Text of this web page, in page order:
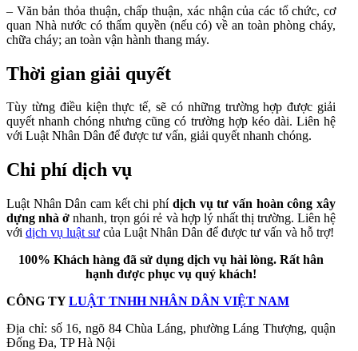
– Văn bản thỏa thuận, chấp thuận, xác nhận của các tổ chức, cơ
quan Nhà nước có thẩm quyền (nếu có) về an toàn phòng cháy,
chữa cháy; an toàn vận hành thang máy.
Thời gian giải quyết
Tùy từng điều kiện thực tế, sẽ có những trường hợp được giải
quyết nhanh chóng nhưng cũng có trường hợp kéo dài. Liên hệ
với Luật Nhân Dân để được tư vấn, giải quyết nhanh chóng.
Chi phí dịch vụ
Luật Nhân Dân cam kết chi phí dịch vụ tư vấn hoàn công xây
dựng nhà ở nhanh, trọn gói rẻ và hợp lý nhất thị trường. Liên hệ
với dịch vụ luật sư của Luật Nhân Dân để được tư vấn và hỗ trợ!
100% Khách hàng đã sử dụng dịch vụ hài lòng. Rất hân
hạnh được phục vụ quý khách!
CÔNG TYLUẬT TNHH NHÂN DÂN VIỆT NAM
Địa chỉ: số 16, ngõ 84 Chùa Láng, phường Láng Thượng, quận
Đống Đa, TP Hà Nội